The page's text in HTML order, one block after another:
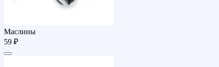
Маслины
59 ₽